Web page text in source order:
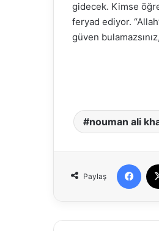
gidecek. Kimse
feryad ediyor.
güven
nouman ali
Paylaş